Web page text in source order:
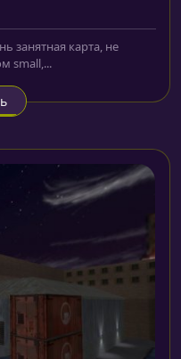
занятная карта, не
small,...